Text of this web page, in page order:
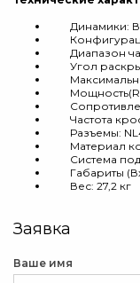
Динамики: ВЧ
Диапазон
Угол
Частота
Разъемы: NL4
Материал
Система
Габариты
Вес: 27,2 кг
Заявка
Ваше имя